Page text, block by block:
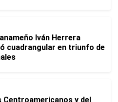
Iván Herrera
cuadrangular en triunfo de
Centroamericanos y del